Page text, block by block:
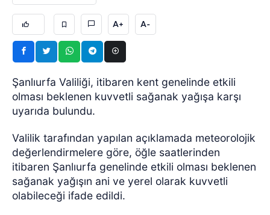
A+ A-
Şanlıurfa Valiliği, itibaren kent genelinde etkili
olması beklenen kuvvetli sağanak yağışa karşı
uyarıda bulundu.
Valilik tarafından yapılan açıklamada meteorolojik
değerlendirmelere göre, öğle saatlerinden
itibaren Şanlıurfa genelinde etkili olması beklenen
sağanak yağışın ani ve yerel olarak kuvvetli
olabileceği ifade edildi.